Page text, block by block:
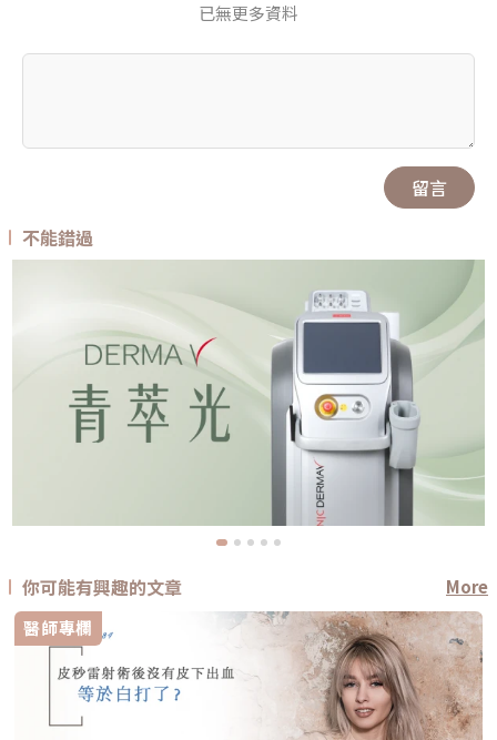
已無更多資料
留言
不能錯過
你可能有興趣的文章
More
醫師專欄